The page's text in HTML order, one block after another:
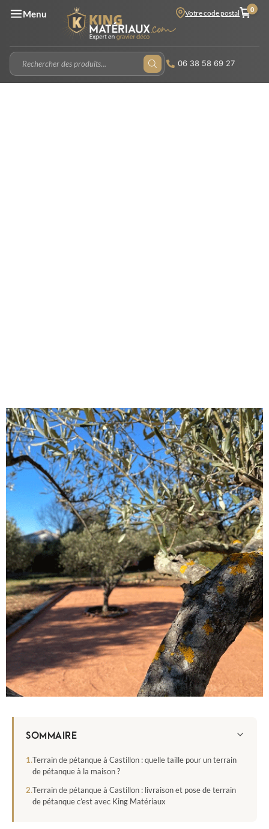
Menu Votre code postal 0
06 38 58 69 27
SOMMAIRE
Terrain de pétanque à Castillon : quelle taille pour un terrain
de pétanque à la maison ?
Terrain de pétanque à Castillon : livraison et pose de terrain
de pétanque c’est avec King Matériaux